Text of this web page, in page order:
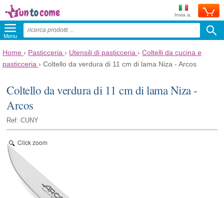
Invia a:
Menu
Home › Pasticceria › Utensili di pasticceria › Coltelli da cucina e
pasticceria › Coltello da verdura di 11 cm di lama Niza - Arcos
Coltello da verdura di 11 cm di lama Niza -
Arcos
Ref: CUNY
Click zoom